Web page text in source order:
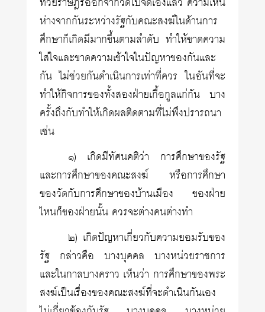
ห่างจากกันระหว่างรัฐกับคณะสงฆ์ในด้านการ
ศึกษาก็เกิดมีมากขึ้นตามลำดับ ทำให้ขาดความ
ใส่ใจและขาดความเข้าใจในปัญหาของกันและ
กัน ไม่ช่วยกันดำเนินการเท่าที่ควร ในอันที่จะ
ทำให้กิจการของทั้งสองฝ่ายเกื้อกูลแก่กัน บาง
ครั้งถึงกับทำให้เกิดผลติดตามที่ไม่พึงปรารถนา
เช่น
๑) เกิดมีทัศนคติว่า การศึกษาของรัฐ
และการศึกษาของคณะสงฆ์ หรือการศึกษา
ของวัดกับการศึกษาของบ้านเมือง ของฝ่าย
ไหนก็ของฝ่ายนั้น ควรจะต่างคนต่างทำ
๒) เกิดปัญหาเกี่ยวกับความยอมรับของ
รัฐ กล่าวคือ บางบุคคล บางหน่วยราชการ
และในกาลบางคราว เห็นว่า การศึกษาของพระ
สงฆ์เป็นเรื่องของคณะสงฆ์ที่จะดำเนินกันเอง